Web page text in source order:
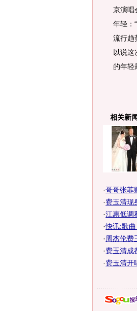
京演唱
年轻：
流行趋
以说
的年轻
相关新闻
·哥哥张菲
·费玉清现
·江惠低调
·快讯:歌
· 周杰伦费
·费玉清成
·费玉清开